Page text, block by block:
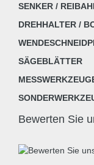
SENKER /
DREHHALTER /
SÄGEBLÄTTER
Bewerten Sie